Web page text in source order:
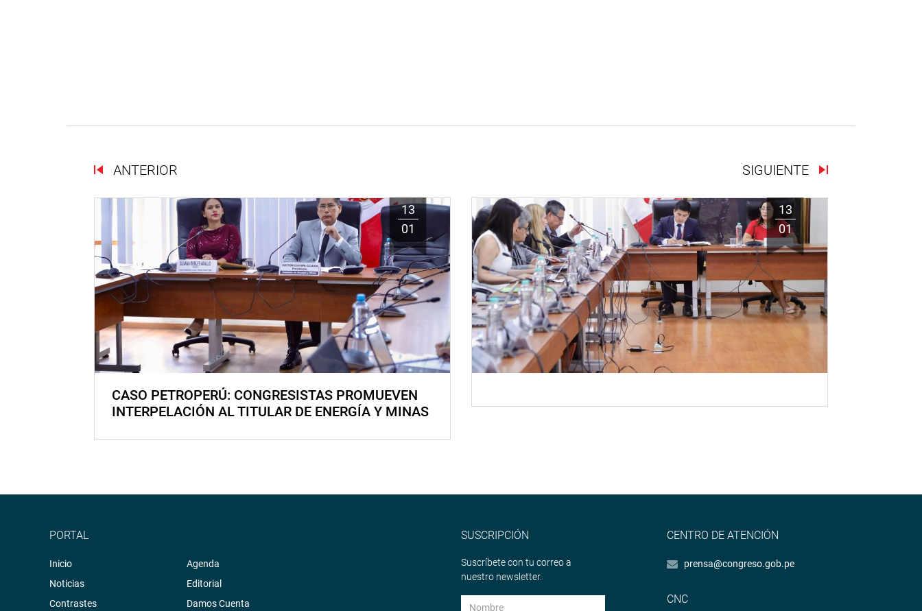
ANTERIOR SIGUIENTE
13
01
CASO PETROPERÚ: CONGRESISTAS PROMUEVEN
INTERPELACIÓN AL TITULAR DE ENERGÍA Y MINAS
13
01
PORTAL
Inicio
Noticias
Contrastes
Agenda
Editorial
Damos Cuenta
SUSCRIPCIÓN
Suscríbete con tu correo a
nuestro newsletter.
CENTRO DE ATENCIÓN
prensa@congreso.gob.pe
CNC